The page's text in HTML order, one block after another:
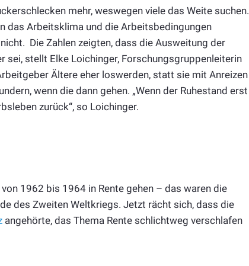
mehr, weswegen viele das Weite suchen.
das Arbeitsklima und die Arbeitsbedingungen
Die Zahlen zeigten, dass die Ausweitung der
stellt Elke Loichinger, Forschungsgruppenleiterin
Ältere eher loswerden, statt sie mit Anreizen
wenn die dann gehen. „Wenn der Ruhestand erst
zurück“, so Loichinger.
1962 bis 1964 in Rente gehen – das waren die
des Zweiten Weltkriegs. Jetzt rächt sich, dass die
angehörte, das Thema Rente schlichtweg verschlafen